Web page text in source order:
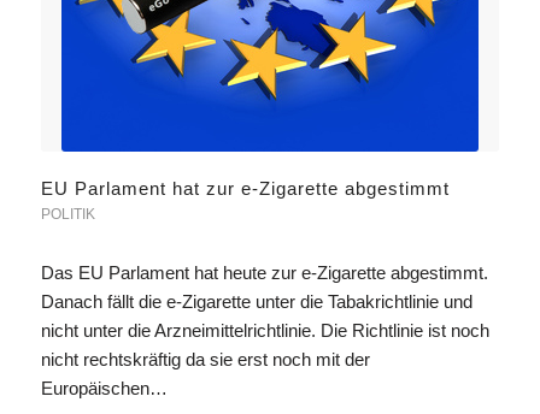
EU Parlament hat zur e-Zigarette abgestimmt
POLITIK
Das EU Parlament hat heute zur e-Zigarette abgestimmt.
Danach fällt die e-Zigarette unter die Tabakrichtlinie und
nicht unter die Arzneimittelrichtlinie. Die Richtlinie ist noch
nicht rechtskräftig da sie erst noch mit der
Europäischen…